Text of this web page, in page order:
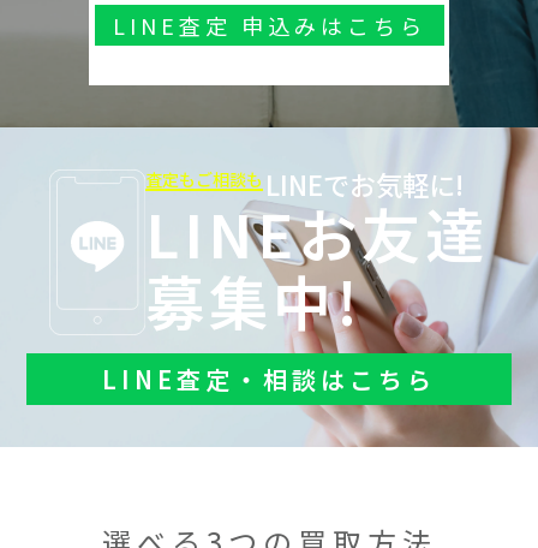
LINE査定 申込みはこちら
査定もご相談も LINEでお気軽に!
LINEお友達
募集中!
LINE査定・相談はこちら